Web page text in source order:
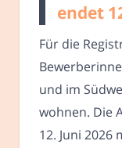
endet
Für die
und im
wohnen. Die
12. Juni